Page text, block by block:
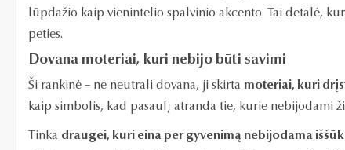
lūpdažio kaip vienintelio spalvinio akcento. Tai detalė,
peties.
Dovana moteriai, kuri nebijo būti savimi
Ši rankinė – ne neutrali dovana, ji skirta moteriai, kuri
kaip simbolis, kad pasaulį atranda tie, kurie nebijodami
Tinka draugei, kuri eina per gyvenimą nebijodama